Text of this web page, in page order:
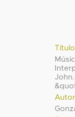
Título
Autor